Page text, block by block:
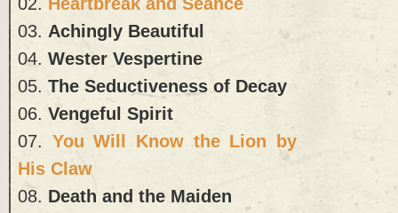
03. Achingly Beautiful
04. Wester Vespertine
05. The Seductiveness of Decay
06. Vengeful Spirit
07. You Will Know the Lion by
His Claw
08. Death and the Maiden